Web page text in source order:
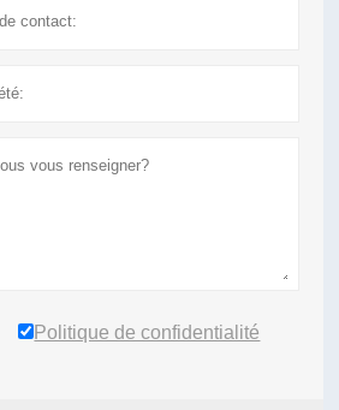
Politique de confidentialité